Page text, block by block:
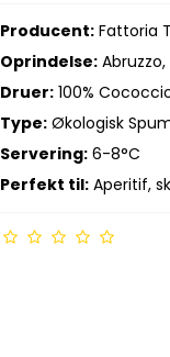
Producent: Fattoria
Oprindelse:
Druer: 100%
Type: Økologisk
Servering: 6-8°C
Perfekt til: Aperitif,